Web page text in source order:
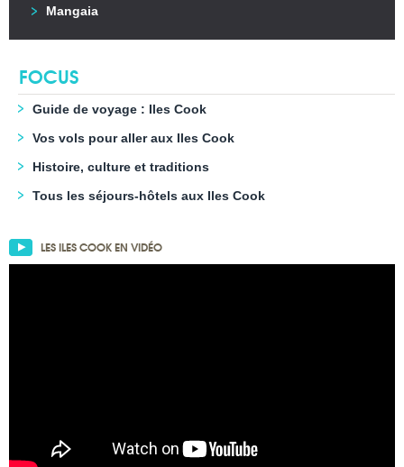
Mangaia
FOCUS
Guide de voyage : Iles Cook
Vos vols pour aller aux Iles Cook
Histoire, culture et traditions
Tous les séjours-hôtels aux Iles Cook
LES ILES COOK EN VIDÉO